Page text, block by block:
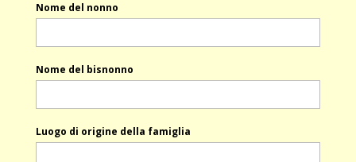
Nome del nonno
Nome del bisnonno
Luogo di origine della famiglia